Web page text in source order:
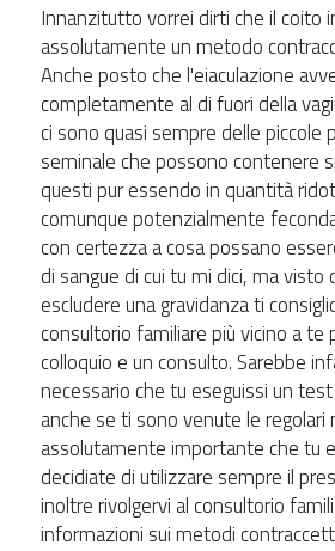
Innanzitutto vorrei dirti che il coito
assolutamente un metodo
Anche posto che l'eiaculazione
completamente al di fuori della
ci sono quasi sempre delle piccole
seminale che possono contenere
questi pur essendo in quantità
comunque potenzialmente
con certezza a cosa possano
di sangue di cui tu mi dici, ma visto
escludere una gravidanza ti
consultorio familiare più vicino a te
colloquio e un consulto. Sarebbe
necessario che tu eseguissi un
anche se ti sono venute le regolari
assolutamente importante che tu
decidiate di utilizzare sempre il
inoltre rivolgervi al consultorio
informazioni sui metodi